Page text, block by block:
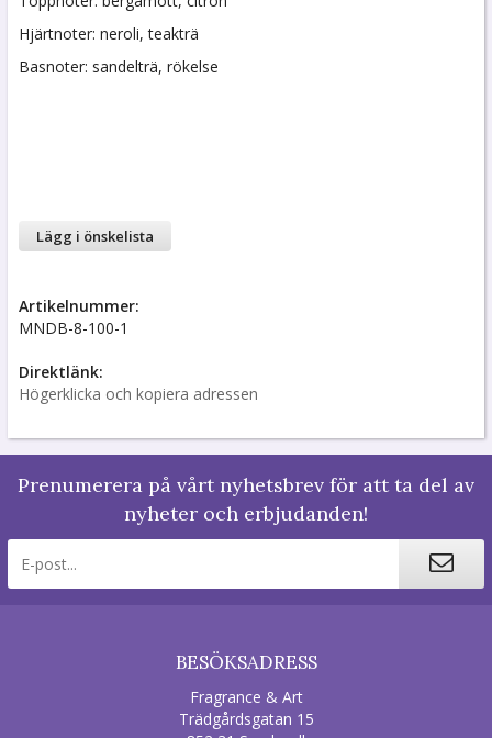
Hjärtnoter: neroli, teakträ
Basnoter: sandelträ, rökelse
Lägg i önskelista
Artikelnummer:
MNDB-8-100-1
Direktlänk:
Högerklicka och kopiera adressen
Prenumerera på vårt nyhetsbrev för att ta del av
nyheter och erbjudanden!
BESÖKSADRESS
Fragrance & Art
Trädgårdsgatan 15